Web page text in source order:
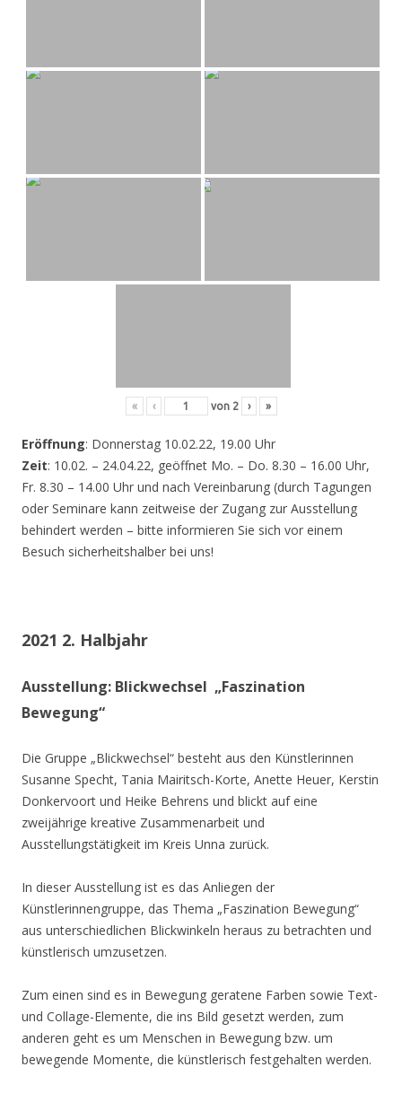
« ‹ von 2 › »
Eröffnung: Donnerstag 10.02.22, 19.00 Uhr
Zeit: 10.02. – 24.04.22, geöffnet Mo. – Do. 8.30 – 16.00 Uhr,
Fr. 8.30 – 14.00 Uhr und nach Vereinbarung (durch Tagungen
oder Seminare kann zeitweise der Zugang zur Ausstellung
behindert werden – bitte informieren Sie sich vor einem
Besuch sicherheitshalber bei uns!
2021 2. Halbjahr
Ausstellung: Blickwechsel „Faszination
Bewegung“
Die Gruppe „Blickwechsel“ besteht aus den Künstlerinnen
Susanne Specht, Tania Mairitsch-Korte, Anette Heuer, Kerstin
Donkervoort und Heike Behrens und blickt auf eine
zweijährige kreative Zusammenarbeit und
Ausstellungstätigkeit im Kreis Unna zurück.
In dieser Ausstellung ist es das Anliegen der
Künstlerinnengruppe, das Thema „Faszination Bewegung“
aus unterschiedlichen Blickwinkeln heraus zu betrachten und
künstlerisch umzusetzen.
Zum einen sind es in Bewegung geratene Farben sowie Text-
und Collage-Elemente, die ins Bild gesetzt werden, zum
anderen geht es um Menschen in Bewegung bzw. um
bewegende Momente, die künstlerisch festgehalten werden.